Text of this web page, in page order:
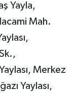
Yayla,
Mah.
Merkez
Yaylası,